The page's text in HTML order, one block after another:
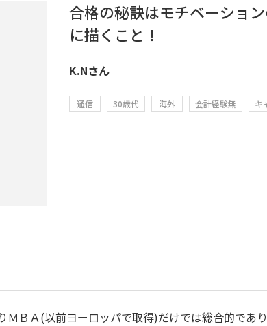
合格の秘訣はモチベーショ
に描くこと！
K.Nさん
通信 30歳代 海外 会計経験無 キ
ＭＢＡ(以前ヨーロッパで取得)だけでは総合的であ